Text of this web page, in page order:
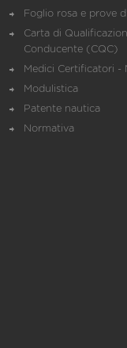
Foglio rosa e prove
Carta di
Conducente (CQC)
Medici Certificatori -
Modulistica
Patente nautica
Normativa